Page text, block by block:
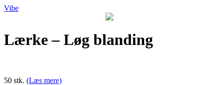
Vibe
Lærke – Løg blanding
50 stk. (Læs mere)